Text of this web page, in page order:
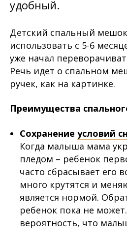
удобный.
Детский спальный
использовать с 5-6
уже начал
Речь идет о спальном
ручек, как на картинке.
Преимущества
Сохранение условий
Когда малыша мама
пледом – ребенок
часто сбрасывает его
много крутятся и
является нормой.
ребенок пока не
вероятность, что